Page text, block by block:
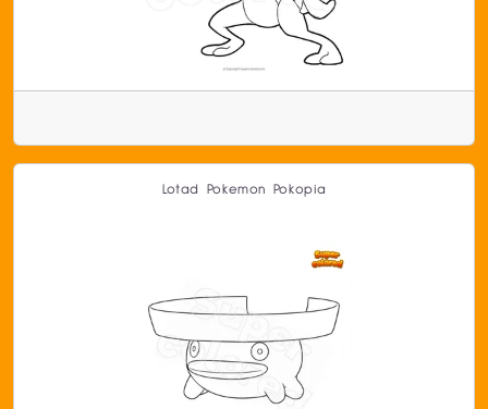
Lotad Pokemon Pokopia